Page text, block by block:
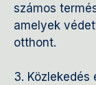
számos
amelyek
otthont.
3. Közlekedés